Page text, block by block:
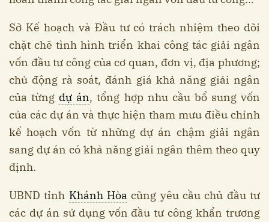
Sở Kế hoạch và Đầu tư có trách nhiệm theo dõi
chặt chẽ tình hình triển khai công tác giải ngân
vốn đầu tư công của cơ quan, đơn vị, địa phương;
chủ động rà soát, đánh giá khả năng giải ngân
của từng dự án, tổng hợp nhu cầu bổ sung vốn
của các dự án và thực hiện tham mưu điều chỉnh
kế hoạch vốn từ những dự án chậm giải ngân
sang dự án có khả năng giải ngân thêm theo quy
định.
UBND tỉnh Khánh Hòa cũng yêu cầu chủ đầu tư
các dự án sử dụng vốn đầu tư công khẩn trương